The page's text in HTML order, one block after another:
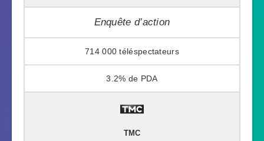
Enquête d’action
714 000
3.2%
TMC